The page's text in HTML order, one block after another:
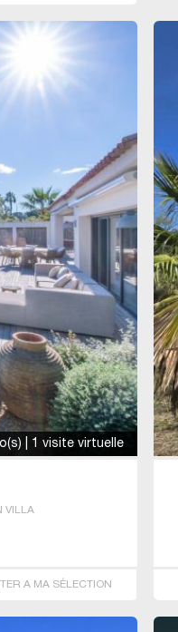
| 1 visite virtuelle
VILLA
A MA SÉLECTION